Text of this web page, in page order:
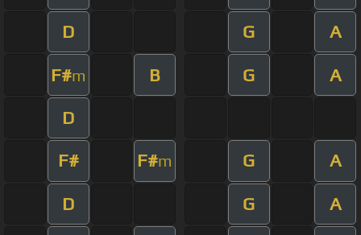
D G A
F#m B G A
D
F# F#m G A
D G A